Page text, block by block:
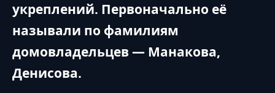
укреплений. Первоначально её
называли по фамилиям
домовладельцев — Манакова,
Денисова.